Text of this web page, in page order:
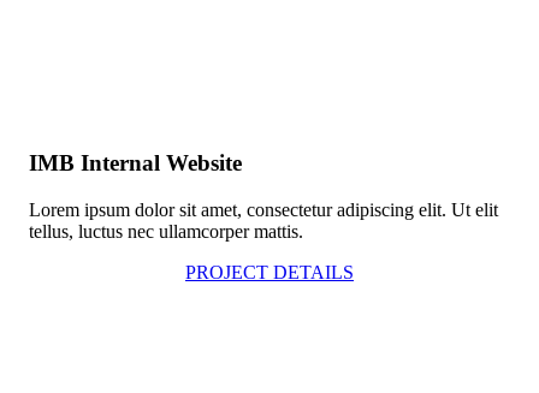
IMB Internal Website
Lorem ipsum dolor sit amet, consectetur adipiscing elit. Ut elit
tellus, luctus nec ullamcorper mattis.
PROJECT DETAILS